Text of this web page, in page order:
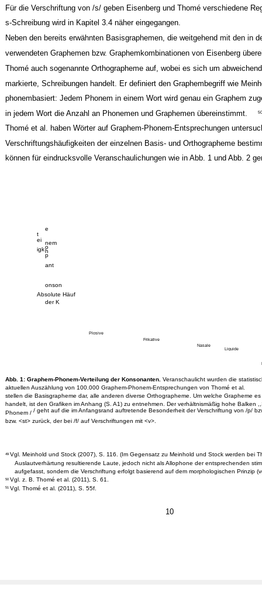
10
Für die Verschriftung von /s/ geben Eisenberg und Thomé verschiedene
s-Schreibung wird in Kapitel 3.4 näher eingegangen.
Neben den bereits erwähnten Basisgraphemen, die weitgehend mit den in
verwendeten Graphemen bzw. Graphemkombinationen von Eisenberg
Thomé auch sogenannte Orthographeme auf, wobei es sich um
markierte, Schreibungen handelt. Er definiert den Graphembegriff wie
phonembasiert: Jedem Phonem in einem Wort wird genau ein Graphem
in jedem Wort die Anzahl an Phonemen und Graphemen übereinstimmt.
50
Thomé et al. haben Wörter auf Graphem-Phonem-Entsprechungen
Verschriftungshäufigkeiten der einzelnen Basis- und Orthographeme
können für eindrucksvolle Veranschaulichungen wie in Abb. 1 und Abb. 2
Abb. 1: Graphem-Phonem-Verteilung der Konsonanten. Veranschaulicht wurden die
aktuellen Auszählung von 100.000 Graphem-Phonem-Entsprechungen von Thomé et al.
stellen die Basisgrapheme dar, alle anderen diverse Orthographeme. Um welche Grapheme
handelt, ist den Grafiken im Anhang (S. A1) zu entnehmen. Der verhältnismäßig hohe Balken
Phonem / / geht auf die im Anfangsrand auftretende Besonderheit der Verschriftung von /p/
bzw. <st> zurück, der bei /f/ auf Verschriftungen mit <v>.
49 Vgl. Meinhold und Stock (2007), S. 116. (Im Gegensatz zu Meinhold und Stock werden bei
Auslautverhärtung resultierende Laute, jedoch nicht als Allophone der entsprechenden
aufgefasst, sondern die Verschriftung erfolgt basierend auf dem morphologischen Prinzip
50 Vgl. z. B. Thomé et al. (2011), S. 61.
51 Vgl. Thomé et al. (2011), S. 55f.
Absolute Häuf
igk
ei
t
der K
onson
ant
p
h
o
nem
e
Plosive
Frikative
Nasale
Liquide